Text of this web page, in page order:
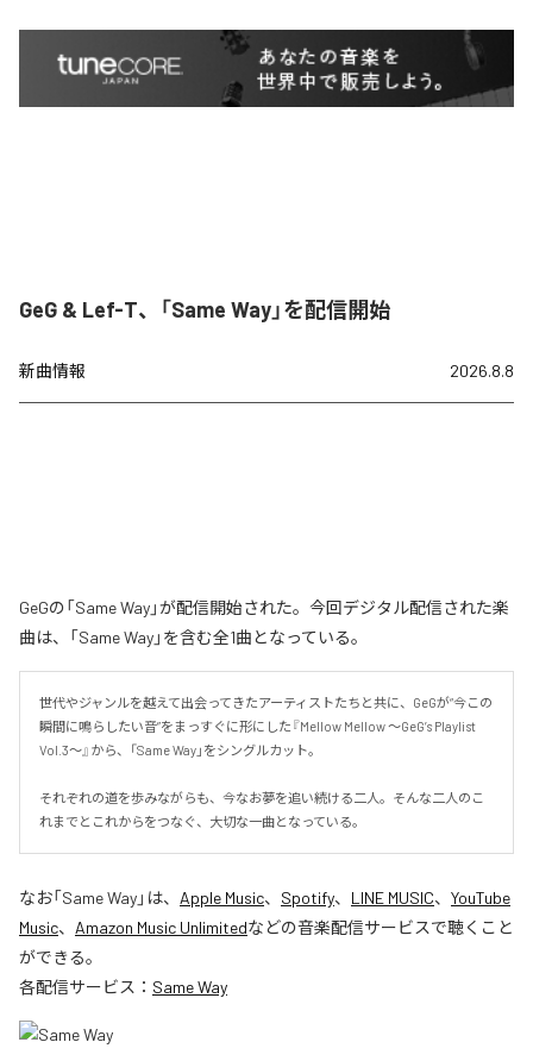
GeG & Lef-T、「Same Way」を配信開始
新曲情報 2026.8.8
GeGの「Same Way」が配信開始された。今回デジタル配信された楽
曲は、「Same Way」を含む全1曲となっている。
世代やジャンルを越えて出会ってきたアーティストたちと共に、GeGが“今この
瞬間に鳴らしたい音”をまっすぐに形にした『Mellow Mellow ～GeG’s Playlist
Vol.3～』から、「Same Way」をシングルカット。
それぞれの道を歩みながらも、今なお夢を追い続ける二人。そんな二人のこ
れまでとこれからをつなぐ、大切な一曲となっている。
なお「Same Way」は、 Apple Music、 Spotify、 LINE MUSIC、 YouTube
Music、 Amazon Music Unlimitedなどの音楽配信サービスで聴くこと
ができる。
各配信サービス： Same Way